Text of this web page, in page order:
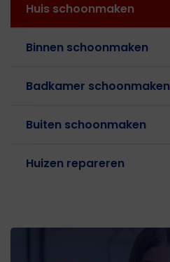
Huis schoonmaken
Binnen schoonmaken
Badkamer schoonmaken
Buiten schoonmaken
Huizen repareren